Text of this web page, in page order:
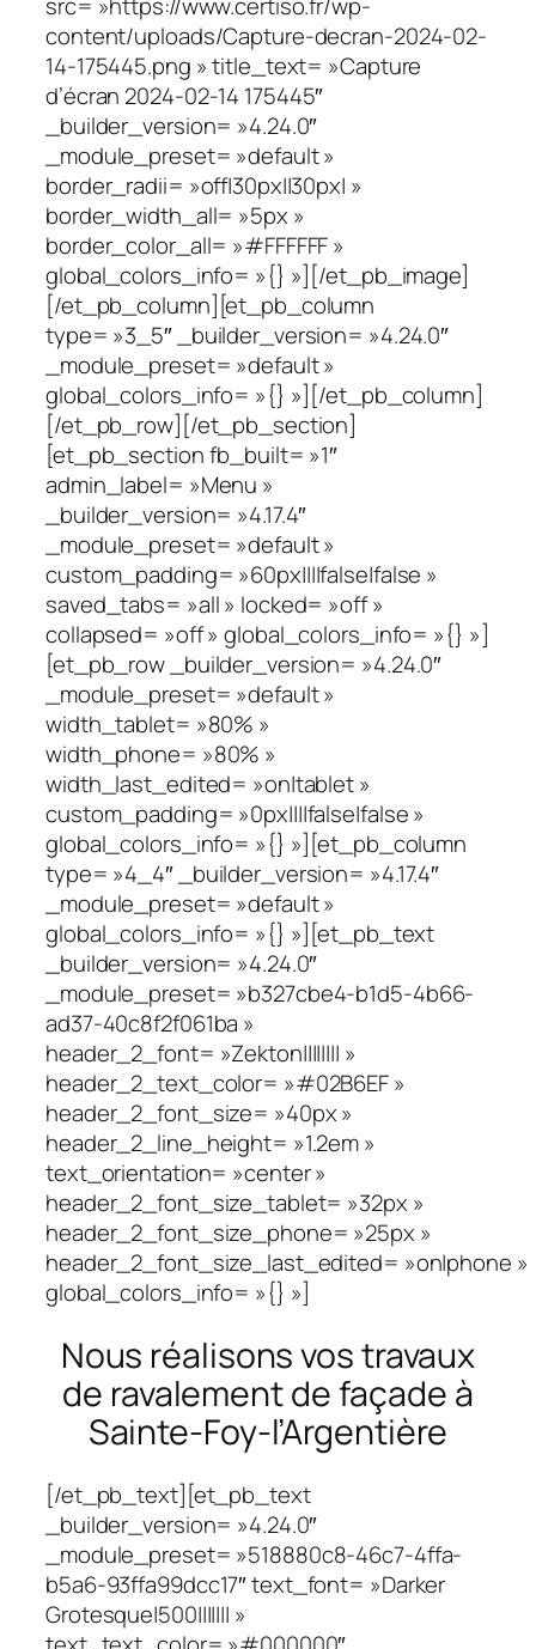
src= »https://www.certiso.fr/wp-
content/uploads/Capture-decran-2024-02-
14-175445.png » title_text= »Capture
d’écran 2024-02-14 175445″
_builder_version= »4.24.0″
_module_preset= »default »
border_radii= »off|30px||30px| »
border_width_all= »5px »
border_color_all= »#FFFFFF »
global_colors_info= »{} »][/et_pb_image]
[/et_pb_column][et_pb_column
type= »3_5″ _builder_version= »4.24.0″
_module_preset= »default »
global_colors_info= »{} »][/et_pb_column]
[/et_pb_row][/et_pb_section]
[et_pb_section fb_built= »1″
admin_label= »Menu »
_builder_version= »4.17.4″
_module_preset= »default »
custom_padding= »60px||||false|false »
saved_tabs= »all » locked= »off »
collapsed= »off » global_colors_info= »{} »]
[et_pb_row _builder_version= »4.24.0″
_module_preset= »default »
width_tablet= »80% »
width_phone= »80% »
width_last_edited= »on|tablet »
custom_padding= »0px||||false|false »
global_colors_info= »{} »][et_pb_column
type= »4_4″ _builder_version= »4.17.4″
_module_preset= »default »
global_colors_info= »{} »][et_pb_text
_builder_version= »4.24.0″
_module_preset= »b327cbe4-b1d5-4b66-
ad37-40c8f2f061ba »
header_2_font= »Zekton|||||||| »
header_2_text_color= »#02B6EF »
header_2_font_size= »40px »
header_2_line_height= »1.2em »
text_orientation= »center »
header_2_font_size_tablet= »32px »
header_2_font_size_phone= »25px »
header_2_font_size_last_edited= »on|phone »
global_colors_info= »{} »]
Nous réalisons vos travaux
de ravalement de façade à
Sainte-Foy-l’Argentière
[/et_pb_text][et_pb_text
_builder_version= »4.24.0″
_module_preset= »518880c8-46c7-4ffa-
b5a6-93ffa99dcc17″ text_font= »Darker
Grotesque|500||||||| »